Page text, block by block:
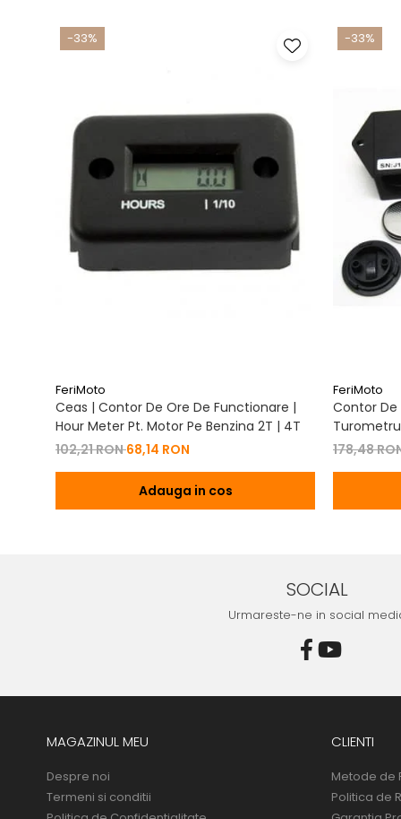
-33%
FeriMoto
Ceas | Contor De Ore De Functionare |
Hour Meter Pt. Motor Pe Benzina 2T | 4T
102,21 RON68,14 RON
Adauga in cos
-33%
FeriMoto
Contor De
Cu Capac
178,48
SOCIAL
Urmareste-ne in social
MAGAZINUL MEU
Despre noi
Termeni si conditii
CLIENTI
Metode de
Politica de